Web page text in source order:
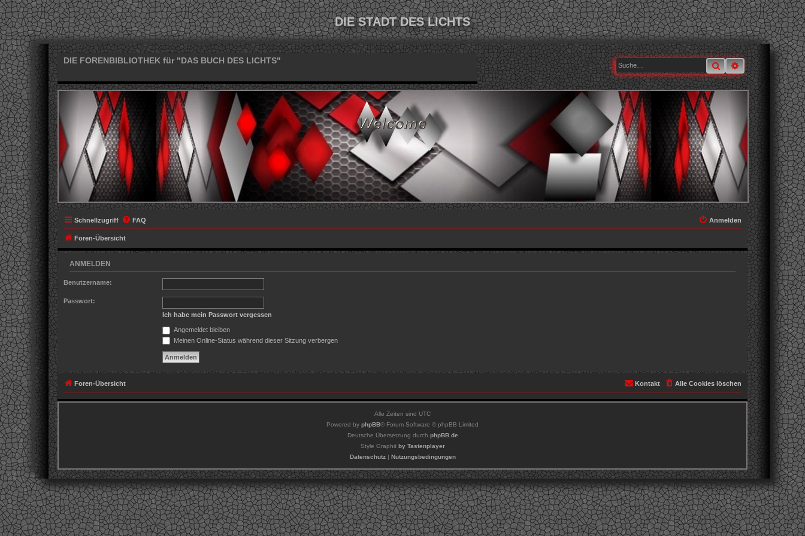
DIE STADT DES LICHTS
DIE FORENBIBLIOTHEK für "DAS BUCH DES LICHTS" SucheErweiterte Suche
Schnellzugriff FAQ Anmelden
Foren-Übersicht
ANMELDEN
Benutzername:
Passwort:
Ich habe mein Passwort vergessen
Angemeldet bleiben
Meinen Online-Status während dieser Sitzung verbergen
Foren-Übersicht Alle Cookies löschen
Kontakt
Alle Zeiten sind UTC
Powered by phpBB® Forum Software © phpBB Limited
Deutsche Übersetzung durch phpBB.de
Style Graphit by Tastenplayer
Datenschutz| Nutzungsbedingungen